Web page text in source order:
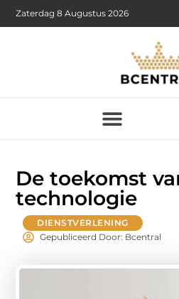
Zaterdag 8 Augustus 2026
De toekomst
technologie
DIENSTVERLENING
Gepubliceerd Door: Bcentral